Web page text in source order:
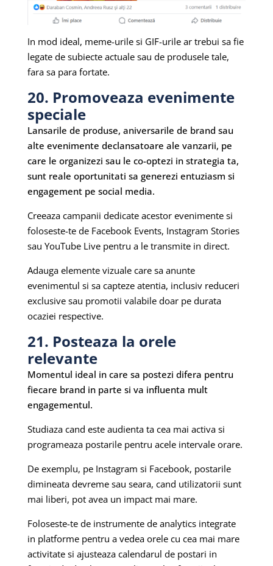
In mod ideal, meme-urile si GIF-urile ar trebui sa fie
legate de subiecte actuale sau de produsele tale,
fara sa para fortate.
20. Promoveaza evenimente
speciale
Lansarile de produse, aniversarile de brand sau
alte evenimente declansatoare ale vanzarii, pe
care le organizezi sau le co-optezi in strategia ta,
sunt reale oportunitati sa generezi entuziasm si
engagement pe social media.
Creeaza campanii dedicate acestor evenimente si
foloseste-te de Facebook Events, Instagram Stories
sau YouTube Live pentru a le transmite in direct.
Adauga elemente vizuale care sa anunte
evenimentul si sa capteze atentia, inclusiv reduceri
exclusive sau promotii valabile doar pe durata
ocaziei respective.
21. Posteaza la orele
relevante
Momentul ideal in care sa postezi difera pentru
fiecare brand in parte si va influenta mult
engagementul.
Studiaza cand este audienta ta cea mai activa si
programeaza postarile pentru acele intervale orare.
De exemplu, pe Instagram si Facebook, postarile
dimineata devreme sau seara, cand utilizatorii sunt
mai liberi, pot avea un impact mai mare.
Foloseste-te de instrumente de analytics integrate
in platforme pentru a vedea orele cu cea mai mare
activitate si ajusteaza calendarul de postari in